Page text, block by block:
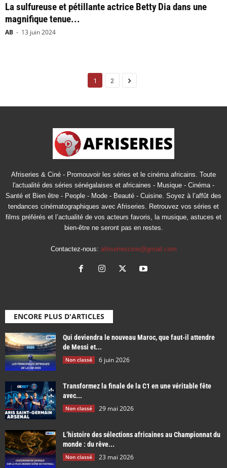
La sulfureuse et pétillante actrice Betty Dia dans une
magnifique tenue...
AB - 13 juin 2024
1 2
Afriseries & Ciné - Promouvoir les séries et le cinéma africains. Toute
l'actualité des séries sénégalaises et africaines - Musique - Cinéma -
Santé et Bien être - People - Mode - Beauté - Cuisine. Soyez à l’affût des
tendances cinématographiques avec Afriseries. Retrouvez vos séries et
films préférés et l’actualité de vos acteurs favoris, la musique, astuces et
bien-être ne seront pas en restes.
Contactez-nous: afriseriescine@gmail.com
ENCORE PLUS D'ARTICLES
Qui deviendra le nouveau Maroc, que faut-il attendre
de Messi et...
Non classé 6 juin 2026
Transformez la finale de la C1 en une véritable fête
avec...
Non classé 29 mai 2026
L’histoire des sélections africaines au Championnat du
monde : du rêve...
Non classé 23 mai 2026